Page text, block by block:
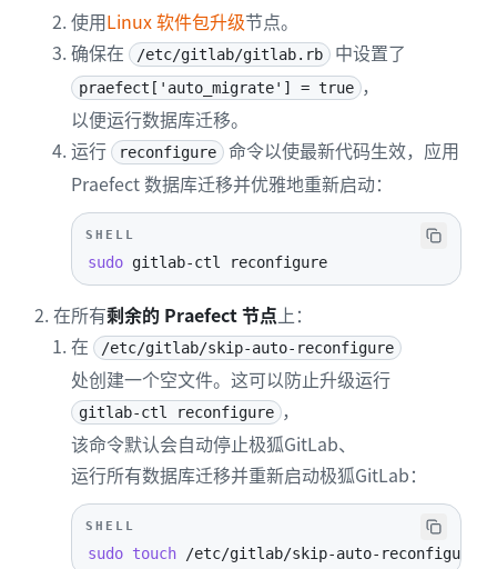
使用Linux 软件包升级节点。
确保在
/etc/gitlab/gitlab.rb 中设置了
praefect['auto_migrate'] = true
，
以便运行数据库迁移。
运行
reconfigure
命令以使最新代码生效，应用
Praefect 数据库迁移并优雅地重新启动：
SHELL
sudo gitlab-ctl reconfigure
在所有剩余的 Praefect 节点上：
在
/etc/gitlab/skip-auto-reconfigure
处创建一个空文件。这可以防止升级运行
gitlab-ctl reconfigure
，
该命令默认会自动停止极狐GitLab、
运行所有数据库迁移并重新启动极狐GitLab：
SHELL
sudo touch /etc/gitlab/skip-auto-reconfigure